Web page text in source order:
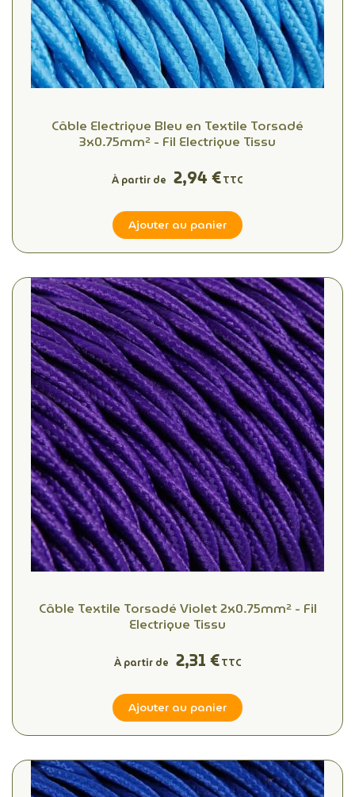
Câble Electrique Bleu en Textile Torsadé
3x0.75mm² - Fil Electrique Tissu
À partir de 2,94 €TTC
Ajouter au panier
Câble Textile Torsadé Violet 2x0.75mm² - Fil
Electrique Tissu
À partir de 2,31 €TTC
Ajouter au panier